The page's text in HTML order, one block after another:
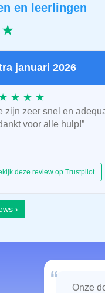
en leerlingen
januari 2026
★ ★ ★
zijn zeer snel en
voor alle hulp!”
deze review op Trustpilot
›
“
Onze